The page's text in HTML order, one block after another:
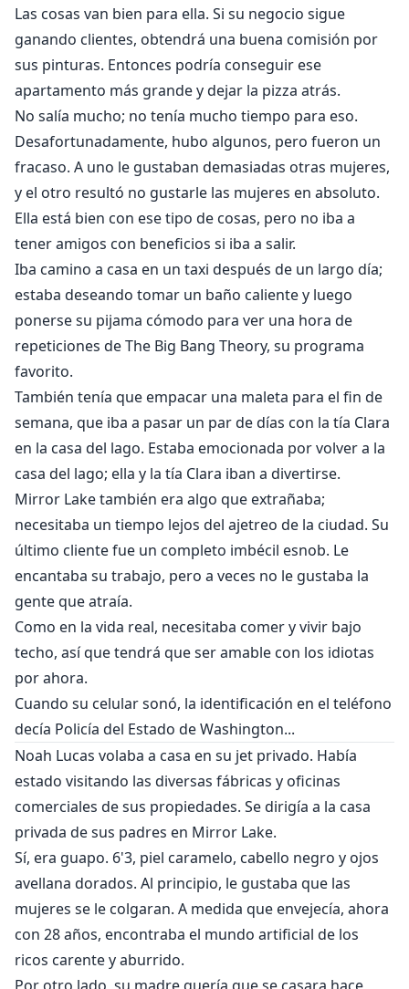
Las cosas van bien para ella. Si su negocio sigue
ganando clientes, obtendrá una buena comisión por
sus pinturas. Entonces podría conseguir ese
apartamento más grande y dejar la pizza atrás.
No salía mucho; no tenía mucho tiempo para eso.
Desafortunadamente, hubo algunos, pero fueron un
fracaso. A uno le gustaban demasiadas otras mujeres,
y el otro resultó no gustarle las mujeres en absoluto.
Ella está bien con ese tipo de cosas, pero no iba a
tener amigos con beneficios si iba a salir.
Iba camino a casa en un taxi después de un largo día;
estaba deseando tomar un baño caliente y luego
ponerse su pijama cómodo para ver una hora de
repeticiones de The Big Bang Theory, su programa
favorito.
También tenía que empacar una maleta para el fin de
semana, que iba a pasar un par de días con la tía Clara
en la casa del lago. Estaba emocionada por volver a la
casa del lago; ella y la tía Clara iban a divertirse.
Mirror Lake también era algo que extrañaba;
necesitaba un tiempo lejos del ajetreo de la ciudad. Su
último cliente fue un completo imbécil esnob. Le
encantaba su trabajo, pero a veces no le gustaba la
gente que atraía.
Como en la vida real, necesitaba comer y vivir bajo
techo, así que tendrá que ser amable con los idiotas
por ahora.
Cuando su celular sonó, la identificación en el teléfono
decía Policía del Estado de Washington...
Noah Lucas volaba a casa en su jet privado. Había
estado visitando las diversas fábricas y oficinas
comerciales de sus propiedades. Se dirigía a la casa
privada de sus padres en Mirror Lake.
Sí, era guapo. 6'3, piel caramelo, cabello negro y ojos
avellana dorados. Al principio, le gustaba que las
mujeres se le colgaran. A medida que envejecía, ahora
con 28 años, encontraba el mundo artificial de los
ricos carente y aburrido.